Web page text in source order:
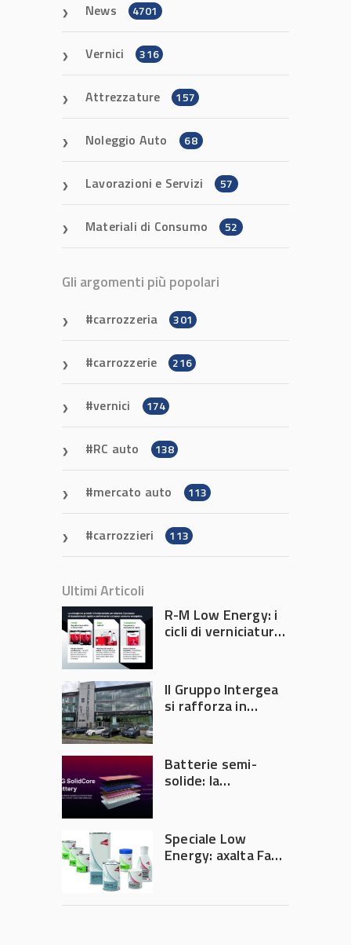
News 4701
Vernici 316
Attrezzature 157
Noleggio Auto 68
Lavorazioni e Servizi 57
Materiali di Consumo 52
Gli argomenti più popolari
carrozzeria 301
carrozzerie 216
vernici 174
RC auto 138
mercato auto 113
carrozzieri 113
Ultimi Articoli
R-M Low Energy: i
cicli di verniciatura
tempi e costi in
carrozzeria
Il Gruppo Intergea
si rafforza in
Batterie semi-
solide: la
accelerare la
rivoluzione
dell’auto elettrica
Speciale Low
Energy: axalta Fast
riduce consumi